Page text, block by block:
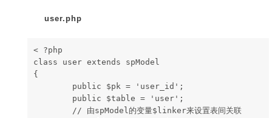
user.php
< ?php
class user extends spModel
{
public $pk = 'user_id';
public $table = 'user';
// 由spModel的变量$linker来设置表间关联